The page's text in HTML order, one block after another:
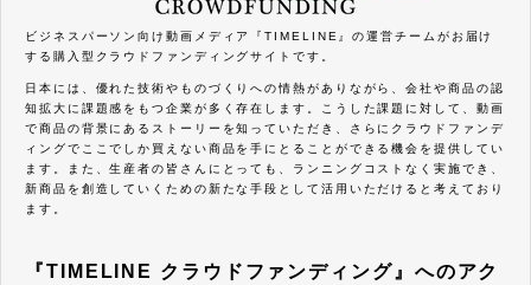
ビジネスパーソン向け動画メディア『TIMELINE』の運営チームがお届け
する購入型クラウドファンディングサイトです。
日本には、優れた技術やものづくりへの情熱がありながら、会社や商品の認
知拡大に課題感をもつ企業が多く存在します。こうした課題に対して、動画
で商品の背景にあるストーリーを知っていただき、さらにクラウドファンデ
ィングでここでしか買えない商品を手にとることができる機会を提供してい
ます。また、生産者の皆さんにとっても、ランニングコストなく実施でき、
新商品を創造していくための新たな手段として活用いただけると考えており
ます。
『TIMELINE クラウドファンディング』へのアク